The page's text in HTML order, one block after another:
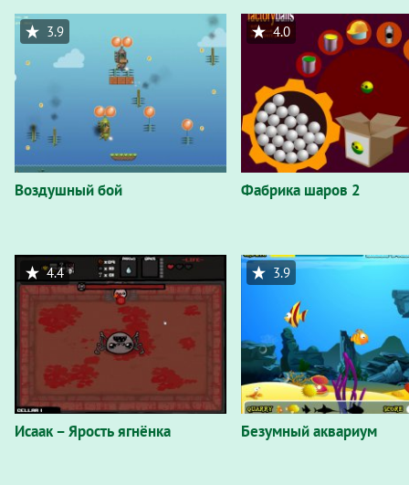
Воздушный бой
3.9
Фабрика шаров 2
4.0
Исаак – Ярость ягнёнка
4.4
Безумный аквариум
3.9